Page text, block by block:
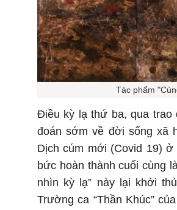
Tác phẩm
Điều kỳ lạ thứ ba, qua trao
đoán sớm về đời sống xã
Dịch cúm mới (Covid 19)
bức hoàn thành cuối cùng
nhìn kỳ lạ” này lại khởi
Trường ca “Thần Khúc”